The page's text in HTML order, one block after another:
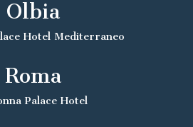
Olbia
Hotel Mediterraneo
Roma
Palace Hotel